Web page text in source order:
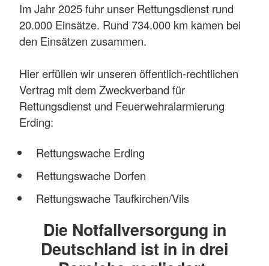
Im Jahr 2025 fuhr unser Rettungsdienst rund
20.000 Einsätze. Rund 734.000 km kamen bei
den Einsätzen zusammen.
Hier erfüllen wir unseren öffentlich-rechtlichen
Vertrag mit dem Zweckverband für
Rettungsdienst und Feuerwehralarmierung
Erding:
Rettungswache Erding
Rettungswache Dorfen
Rettungswache Taufkirchen/Vils
Die Notfallversorgung in
Deutschland ist in in drei